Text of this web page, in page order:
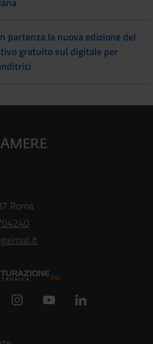
partenza la nuova edizione del
gratuito sul digitale per
Roma
Facebook Instagram YouTube